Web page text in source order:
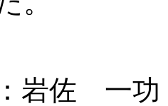
：岩佐 一